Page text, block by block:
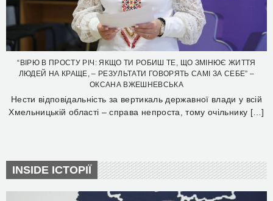
“ВІРЮ В ПРОСТУ РІЧ: ЯКЩО ТИ РОБИШ ТЕ, ЩО ЗМІНЮЄ ЖИТТЯ
ЛЮДЕЙ НА КРАЩЕ, – РЕЗУЛЬТАТИ ГОВОРЯТЬ САМІ ЗА СЕБЕ” –
ОКСАНА ВЖЕШНЕВСЬКА
Нести відповідальність за вертикаль державної влади у всій
Хмельницькій області – справа непроста, тому очільнику […]
INSIDE ІСТОРІЇ